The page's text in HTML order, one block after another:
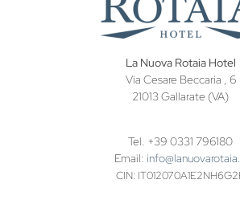
La Nuova Rotaia Hotel
Via Cesare Beccaria , 6
21013 Gallarate (VA)
Tel. +39 0331 796180
Email:
CIN: